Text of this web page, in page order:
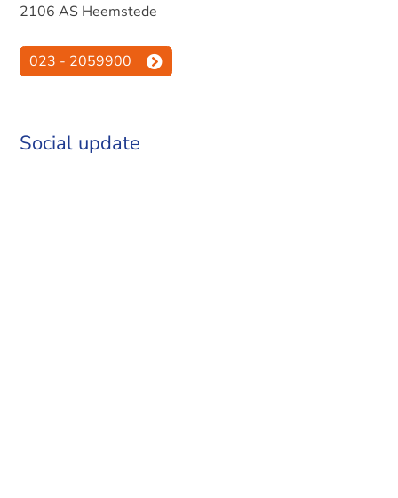
2106 AS Heemstede
023 - 2059900
Social update